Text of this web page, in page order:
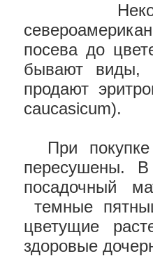
посева до
бывают виды,
продают
caucasicum).
При покупке
пересушены. В
посадочный
темные
цветущие
здоровые